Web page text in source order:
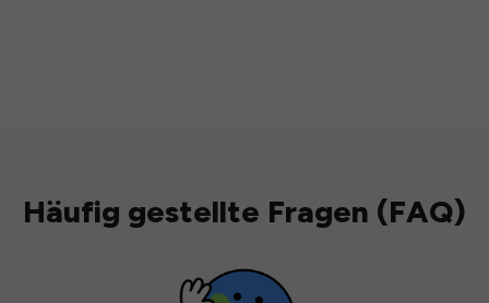
Häufig gestellte Fragen (FAQ)